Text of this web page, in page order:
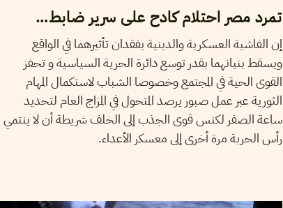
تمرد مصر احتلام كادح على سرير ضابط…
إن الفاشية العسكرية والدينية يفقدان تأثيرهما في الواقع
ويسقط بنيانهما بقدر توسع دائرة الحرية السياسية و تحفز
القوى الحية في المجتمع وخصوصا الشباب لاستكمال المهام
الثورية عبر عمل صبور يرصد المتحول في المزاج العام لتحديد
ساعة الصفر لكنس قوى الجذب إلى الخلف شريطة أن لا ينتمي
رأس الحربة مرة أخرى إلى معسكر الأعداء.